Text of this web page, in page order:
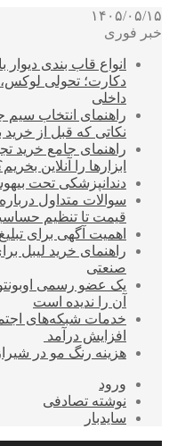
۱۴۰۵/۰۵/۱۵
خبر فوری
انواع قاب بندی
دکارت؛ تحولی
داخلی
راهنمای انتخاب
نکاتی که قبل از خرید
راهنمای جامع خرید
ابزارها را آنلاین
دندانپزشکی تحت
سوالات متداول
قیمت تا تنظیم
اهمیت آگهی برای
راهنمای خرید لیبل
صنعتی
یک عضو رسمی
آن را ندیده است
افزایش درآمد
هزینه رنگ مو در
ورود
نوشته تصادفی
سایدبار